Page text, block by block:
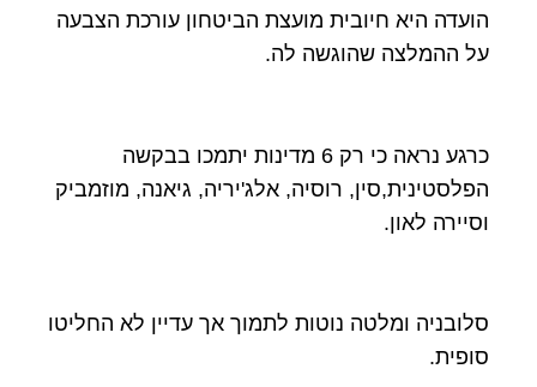
הועדה היא חיובית מועצת הביטחון עורכת הצבעה
על ההמלצה שהוגשה לה.
כרגע נראה כי רק 6 מדינות יתמכו בבקשה
הפלסטינית,סין, רוסיה, אלג'יריה, גיאנה, מוזמביק
וסיירה לאון.
סלובניה ומלטה נוטות לתמוך אך עדיין לא החליטו
סופית.